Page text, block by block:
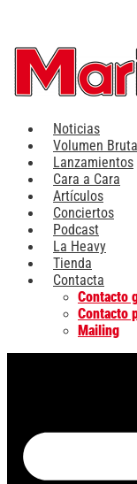
contenido
Noticias
Volumen
Lanzamientos
Cara a Cara
Artículos
Conciertos
Podcast
La Heavy
Tienda
Contacta
Contacto
Contacto
Mailing